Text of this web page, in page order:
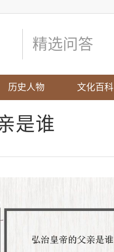
精选问答
历史人物 文化百科
是谁